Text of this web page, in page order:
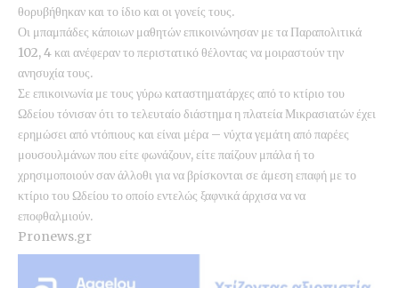
θορυβήθηκαν και το ίδιο και οι γονείς τους.
Οι μπαμπάδες κάποιων μαθητώνεπικοινώνησαν με τα Παραπολιτικά
102, 4 και ανέφεραν το περιστατικό θέλοντας να μοιραστούν την
ανησυχία τους.
Σε επικοινωνία με τους γύρω καταστηματάρχες από το κτίριο του
Ωδείου τόνισαν ότι το τελευταίο διάστημα η πλατεία Μικρασιατών έχει
ερημώσει από ντόπιους και είναι μέρα – νύχτα γεμάτη από παρέες
μουσουλμάνων που είτε φωνάζουν, είτε παίζουν μπάλα ή το
χρησιμοποιούν σαν άλλοθι για να βρίσκονται σε άμεση επαφή με το
κτίριο του Ωδείου το οποίο εντελώς ξαφνικά άρχισα να να
εποφθαλμιούν.
Pronews.gr